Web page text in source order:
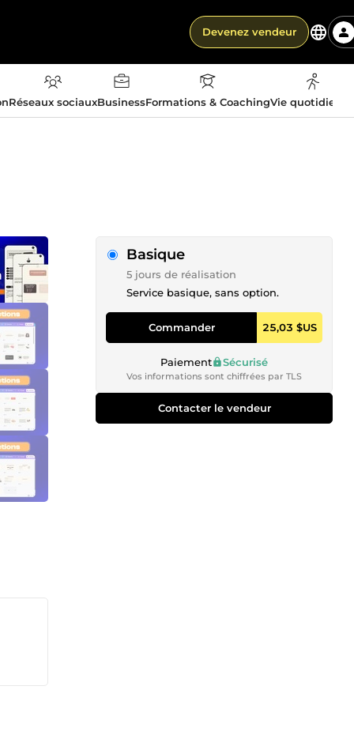
Devenez vendeur
Réseaux sociauxBusinessFormations & CoachingVie
Basique
5 jours de réalisation
Service basique, sans option.
Commander 25,03 $US
Paiement Sécurisé
Vos informations sont chiffrées par TLS
Contacter le vendeur